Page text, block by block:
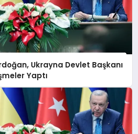
Ukrayna Devlet Başkanı
Yaptı